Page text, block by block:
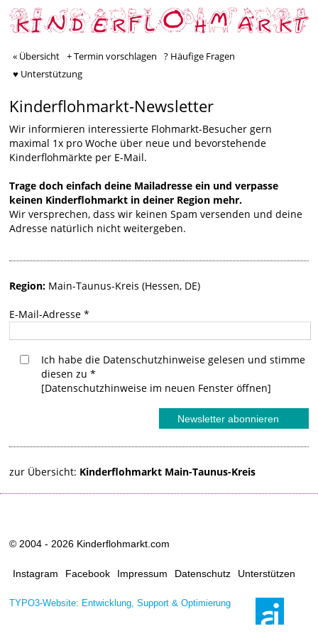
« Übersicht + Termin vorschlagen
? Häufige Fragen
♥ Unterstützung
Kinderflohmarkt-Newsletter
Wir informieren interessierte Flohmarkt-Besucher gern
maximal 1x pro Woche über neue und bevorstehende
Kinderflohmärkte per E-Mail.
Trage doch einfach deine Mailadresse ein und verpasse
keinen Kinderflohmarkt in deiner Region mehr.
Wir versprechen, dass wir keinen Spam versenden und deine
Adresse natürlich nicht weitergeben.
Region: Main-Taunus-Kreis (Hessen, DE)
E-Mail-Adresse*
Ich habe die Datenschutzhinweise gelesen und stimme
diesen zu*
[Datenschutzhinweise im neuen Fenster öffnen]
zur Übersicht: Kinderflohmarkt Main-Taunus-Kreis
© 2004 - 2026 Kinderflohmarkt.com
Instagram Facebook Impressum Datenschutz Unterstützen
TYPO3-Website: Entwicklung, Support & Optimierung